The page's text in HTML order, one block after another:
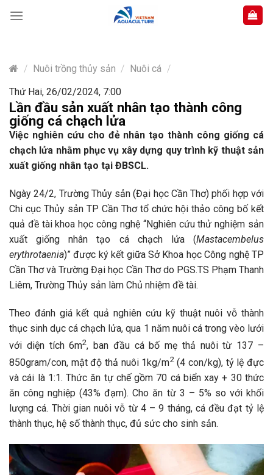
content
/ Nuôi trồng thủy sản / Nuôi cá /
Thứ Hai, 26/02/2024, 7:00
Lần đầu sản xuất nhân tạo thành công
giống cá chạch lửa
Việc nghiên cứu cho đẻ nhân tạo thành công giống cá
chạch lửa nhằm phục vụ xây dựng quy trình kỹ thuật sản
xuất giống nhân tạo tại ĐBSCL.
Ngày 24/2, Trường Thủy sản (Đại học Cần Thơ) phối hợp với
Chi cục Thủy sản TP Cần Thơ tổ chức hội thảo công bố kết
quả đề tài khoa học công nghệ “Nghiên cứu thử nghiệm sản
xuất giống nhân tạo cá chạch lửa (Mastacembelus
erythrotaenia)” được ký kết giữa Sở Khoa học Công nghệ TP
Cần Thơ và Trường Đại học Cần Thơ do PGS.TS Phạm Thanh
Liêm, Trường Thủy sản làm Chủ nhiệm đề tài.
Theo đánh giá kết quả nghiên cứu kỹ thuật nuôi vỗ thành
thục sinh dục cá chạch lửa, qua 1 năm nuôi cá trong vèo lưới
với diện tích 6m2, ban đầu cá bố mẹ thả nuôi từ 137 –
850gram/con, mật độ thả nuôi 1kg/m2(4 con/kg), tỷ lệ đực
và cái là 1:1. Thức ăn tự chế gồm 70 cá biển xay + 30 thức
ăn công nghiệp (43% đạm). Cho ăn từ 3 – 5% so với khối
lượng cá. Thời gian nuôi vỗ từ 4 – 9 tháng, cá đều đạt tỷ lệ
thành thục, hệ số thành thục, đủ sức cho sinh sản.